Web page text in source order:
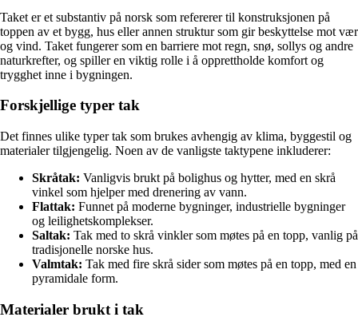
Taket er et substantiv på norsk som refererer til konstruksjonen på
toppen av et bygg, hus eller annen struktur som gir beskyttelse mot vær
og vind. Taket fungerer som en barriere mot regn, snø, sollys og andre
naturkrefter, og spiller en viktig rolle i å opprettholde komfort og
trygghet inne i bygningen.
Forskjellige typer tak
Det finnes ulike typer tak som brukes avhengig av klima, byggestil og
materialer tilgjengelig. Noen av de vanligste taktypene inkluderer:
Skråtak: Vanligvis brukt på bolighus og hytter, med en skrå
vinkel som hjelper med drenering av vann.
Flattak: Funnet på moderne bygninger, industrielle bygninger
og leilighetskomplekser.
Saltak: Tak med to skrå vinkler som møtes på en topp, vanlig på
tradisjonelle norske hus.
Valmtak: Tak med fire skrå sider som møtes på en topp, med en
pyramidale form.
Materialer brukt i tak